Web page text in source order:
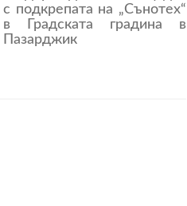
с подкрепата на „Сънотех“
в Градската градина в
Пазарджик